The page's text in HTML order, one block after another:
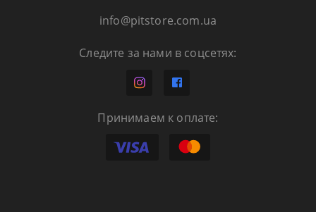
info@pitstore.com.ua
Следите за нами в соцсетях:
Принимаем к оплате: